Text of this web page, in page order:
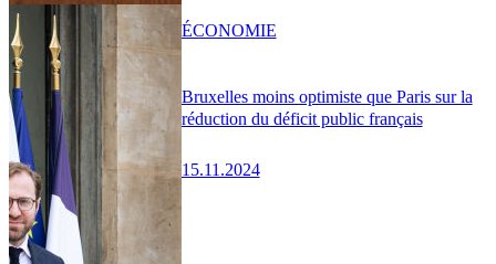
Bruxelles moins optimiste que Paris sur la
réduction du déficit public français
15.11.2024
ÉCONOMIE